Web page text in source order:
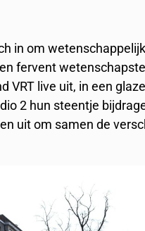
in om
fervent
live uit, in een
2 hun steentje
uit om samen de